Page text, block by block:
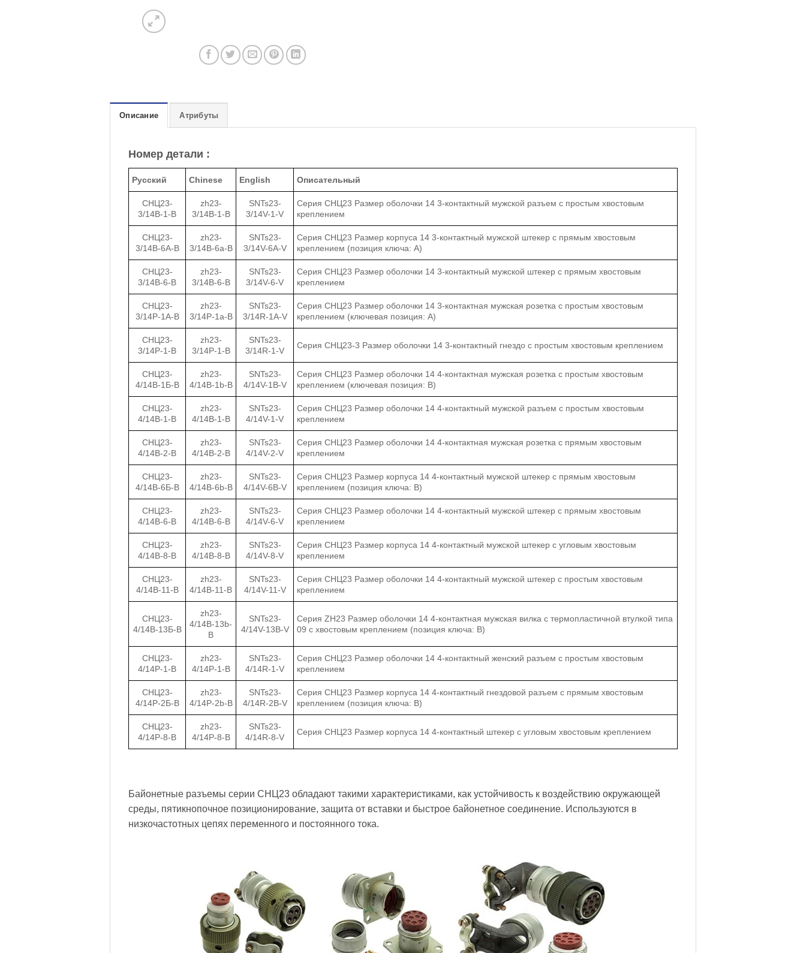
Описание Атрибуты
Номер детали :
Русский Chinese English Описательный
СНЦ23-
3/14В-1-В
zh23-
3/14B-1-B
SNTs23-
3/14V-1-V
Серия СНЦ23 Размер оболочки 14 3-контактный мужской разъем с простым хвостовым
креплением
СНЦ23-
3/14В-6А-В
zh23-
3/14B-6a-B
SNTs23-
3/14V-6A-V
Серия СНЦ23 Размер корпуса 14 3-контактный мужской штекер с прямым хвостовым
креплением (позиция ключа: A)
СНЦ23-
3/14В-6-В
zh23-
3/14B-6-B
SNTs23-
3/14V-6-V
Серия СНЦ23 Размер оболочки 14 3-контактный мужской штекер с прямым хвостовым
креплением
СНЦ23-
3/14Р-1А-В
zh23-
3/14P-1a-B
SNTs23-
3/14R-1А-V
Серия СНЦ23 Размер оболочки 14 3-контактная мужская розетка с простым хвостовым
креплением (ключевая позиция: A)
СНЦ23-
3/14Р-1-В
zh23-
3/14P-1-B
SNTs23-
3/14R-1-V
Серия СНЦ23-3 Размер оболочки 14 3-контактный гнездо с простым хвостовым креплением
СНЦ23-
4/14В-1Б-В
zh23-
4/14B-1b-B
SNTs23-
4/14V-1B-V
Серия СНЦ23 Размер оболочки 14 4-контактная мужская розетка с простым хвостовым
креплением (ключевая позиция: B)
СНЦ23-
4/14В-1-В
zh23-
4/14B-1-B
SNTs23-
4/14V-1-V
Серия СНЦ23 Размер оболочки 14 4-контактный мужской разъем с простым хвостовым
креплением
СНЦ23-
4/14В-2-В
zh23-
4/14B-2-B
SNTs23-
4/14V-2-V
Серия СНЦ23 Размер оболочки 14 4-контактная мужская розетка с прямым хвостовым
креплением
СНЦ23-
4/14В-6Б-В
zh23-
4/14B-6b-B
SNTs23-
4/14V-6B-V
Серия СНЦ23 Размер корпуса 14 4-контактный мужской штекер с прямым хвостовым
креплением (позиция ключа: B)
СНЦ23-
4/14В-6-В
zh23-
4/14B-6-B
SNTs23-
4/14V-6-V
Серия СНЦ23 Размер оболочки 14 4-контактный мужской штекер с прямым хвостовым
креплением
СНЦ23-
4/14В-8-В
zh23-
4/14B-8-B
SNTs23-
4/14V-8-V
Серия CНЦ23 Размер корпуса 14 4-контактный мужской штекер с угловым хвостовым
креплением
СНЦ23-
4/14В-11-В
zh23-
4/14B-11-B
SNTs23-
4/14V-11-V
Серия СНЦ23 Размер оболочки 14 4-контактный мужской штекер с простым хвостовым
креплением
СНЦ23-
4/14В-13Б-В
zh23-
4/14B-13b-
B
SNTs23-
4/14V-13B-V
Серия ZH23 Размер оболочки 14 4-контактная мужская вилка с термопластичной втулкой типа
09 с хвостовым креплением (позиция ключа: B)
СНЦ23-
4/14Р-1-В
zh23-
4/14P-1-B
SNTs23-
4/14R-1-V
Серия СНЦ23 Размер оболочки 14 4-контактный женский разъем с простым хвостовым
креплением
СНЦ23-
4/14Р-2Б-В
zh23-
4/14P-2b-B
SNTs23-
4/14R-2B-V
Серия СНЦ23 Размер корпуса 14 4-контактный гнездовой разъем с прямым хвостовым
креплением (позиция ключа: B)
СНЦ23-
4/14Р-8-В
zh23-
4/14P-8-B
SNTs23-
4/14R-8-V
Серия СНЦ23 Размер корпуса 14 4-контактный штекер с угловым хвостовым креплением
Байонетные разъемы серии СНЦ23 обладают такими характеристиками, как устойчивость к воздействию окружающей
среды, пятикнопочное позиционирование, защита от вставки и быстрое байонетное соединение. Используются в
низкочастотных цепях переменного и постоянного тока.